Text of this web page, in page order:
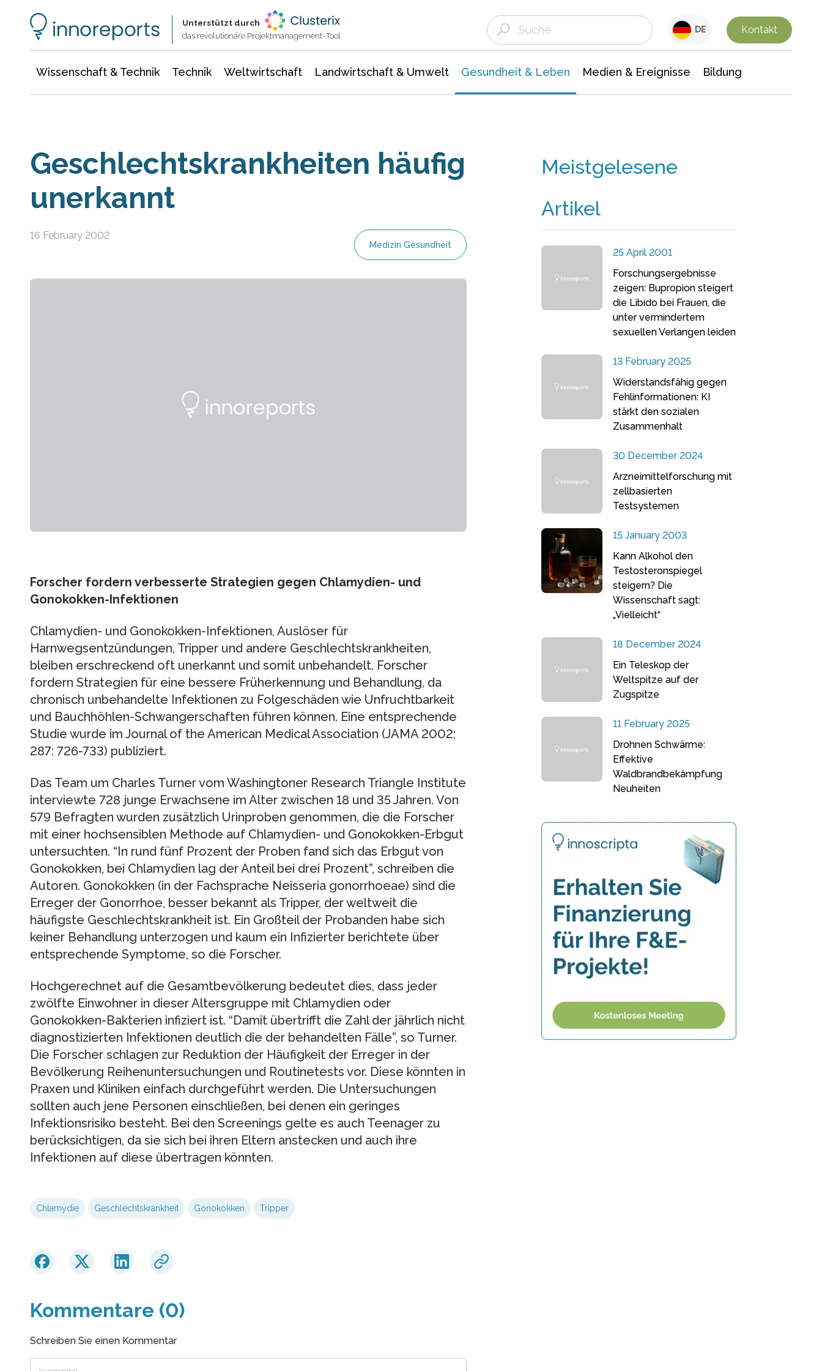
Unterstützt durch
das revolutionäre Projektmanagement-Tool
DE Kontakt
Wissenschaft & Technik Technik Weltwirtschaft Landwirtschaft & Umwelt Gesundheit & Leben Medien & Ereignisse Bildung
Geschlechtskrankheiten häufig
unerkannt
16 February 2002
Medizin Gesundheit
Forscher fordern verbesserte Strategien gegen Chlamydien- und
Gonokokken-Infektionen
Chlamydien- und Gonokokken-Infektionen, Auslöser für
Harnwegsentzündungen, Tripper und andere Geschlechtskrankheiten,
bleiben erschreckend oft unerkannt und somit unbehandelt. Forscher
fordern Strategien für eine bessere Früherkennung und Behandlung, da
chronisch unbehandelte Infektionen zu Folgeschäden wie Unfruchtbarkeit
und Bauchhöhlen-Schwangerschaften führen können. Eine entsprechende
Studie wurde im Journal of the American Medical Association (JAMA 2002;
287: 726-733) publiziert.
Das Team um Charles Turner vom Washingtoner Research Triangle Institute
interviewte 728 junge Erwachsene im Alter zwischen 18 und 35 Jahren. Von
579 Befragten wurden zusätzlich Urinproben genommen, die die Forscher
mit einer hochsensiblen Methode auf Chlamydien- und Gonokokken-Erbgut
untersuchten. “In rund fünf Prozent der Proben fand sich das Erbgut von
Gonokokken, bei Chlamydien lag der Anteil bei drei Prozent”, schreiben die
Autoren. Gonokokken (in der Fachsprache Neisseria gonorrhoeae) sind die
Erreger der Gonorrhoe, besser bekannt als Tripper, der weltweit die
häufigste Geschlechtskrankheit ist. Ein Großteil der Probanden habe sich
keiner Behandlung unterzogen und kaum ein Infizierter berichtete über
entsprechende Symptome, so die Forscher.
Hochgerechnet auf die Gesamtbevölkerung bedeutet dies, dass jeder
zwölfte Einwohner in dieser Altersgruppe mit Chlamydien oder
Gonokokken-Bakterien infiziert ist. “Damit übertrifft die Zahl der jährlich nicht
diagnostizierten Infektionen deutlich die der behandelten Fälle”, so Turner.
Die Forscher schlagen zur Reduktion der Häufigkeit der Erreger in der
Bevölkerung Reihenuntersuchungen und Routinetests vor. Diese könnten in
Praxen und Kliniken einfach durchgeführt werden. Die Untersuchungen
sollten auch jene Personen einschließen, bei denen ein geringes
Infektionsrisiko besteht. Bei den Screenings gelte es auch Teenager zu
berücksichtigen, da sie sich bei ihren Eltern anstecken und auch ihre
Infektionen auf diese übertragen könnten.
Chlamydie Geschlechtskrankheit Gonokokken Tripper
Kommentare (0)
Schreiben Sie einen Kommentar
Meistgelesene
Artikel
25 April 2001
Forschungsergebnisse
zeigen: Bupropion steigert
die Libido bei Frauen, die
unter vermindertem
sexuellen Verlangen leiden
13 February 2025
Widerstandsfähig gegen
Fehlinformationen: KI
stärkt den sozialen
Zusammenhalt
30 December 2024
Arzneimittelforschung mit
zellbasierten
Testsystemen
15 January 2003
Kann Alkohol den
Testosteronspiegel
steigern? Die
Wissenschaft sagt:
„Vielleicht“
18 December 2024
Ein Teleskop der
Weltspitze auf der
Zugspitze
11 February 2025
Drohnen Schwärme:
Effektive
Waldbrandbekämpfung
Neuheiten